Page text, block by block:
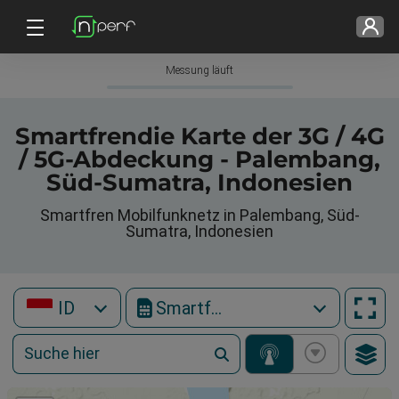
Messung läuft
Smartfrendie Karte der 3G / 4G
/ 5G-Abdeckung - Palembang,
Süd-Sumatra, Indonesien
Smartfren Mobilfunknetz in Palembang, Süd-
Sumatra, Indonesien
ID Smartfren